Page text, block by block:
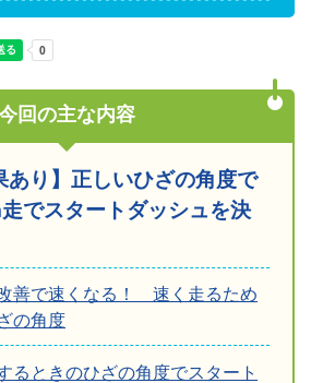
回の主な内容
あり】正しいひざの角度で
でスタートダッシュを決
善で速くなる！ 速く走るため
の角度
るときのひざの角度でスタート